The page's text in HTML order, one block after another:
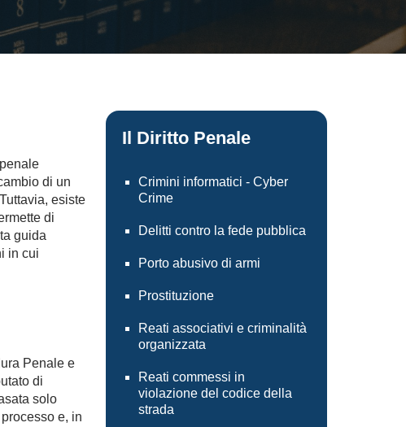
di un
esiste
di
guida
in cui
Penale e
di
solo
e, in
Il Diritto Penale
Crimini informatici - Cyber
Crime
Delitti contro la fede pubblica
Porto abusivo di armi
Prostituzione
Reati associativi e criminalità
organizzata
Reati commessi in
violazione del codice della
strada